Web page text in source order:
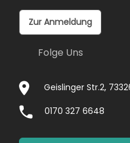
Zur Anmeldung
Folge Uns
Geislinger Str.2,
0170 327 6648